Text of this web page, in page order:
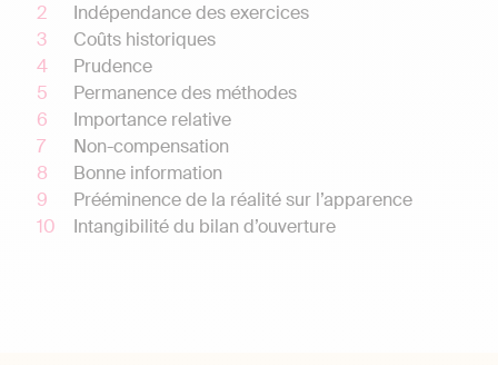
Indépendance des exercices
Coûts historiques
Prudence
Permanence des méthodes
Importance relative
Non-compensation
Bonne information
Prééminence de la réalité sur l’apparence
Intangibilité du bilan d’ouverture